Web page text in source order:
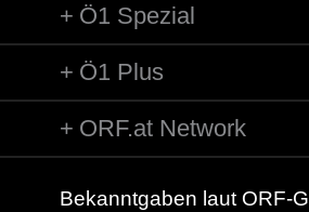
Ö1 Spezial
Ö1 Plus
ORF.at Network
Bekanntgaben laut ORF-G